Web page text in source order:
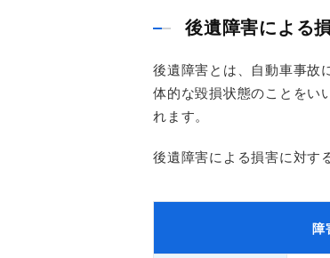
後遺障害による
後遺障害とは、自動車事故
体的な毀損状態のことをい
れます。
後遺障害による損害に対す
障